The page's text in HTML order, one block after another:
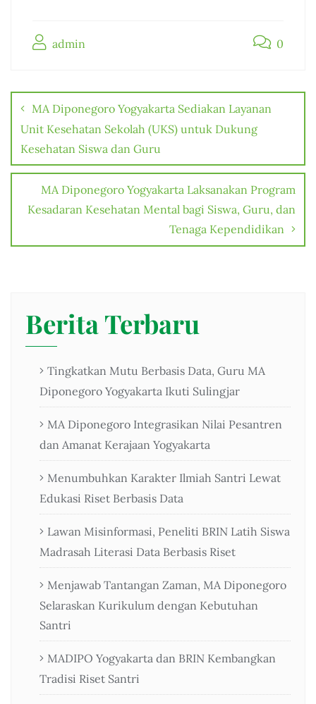
e
o
o
k
p
p
m
admin 0
Post
navigation
MA Diponegoro Yogyakarta Sediakan Layanan
Unit Kesehatan Sekolah (UKS) untuk Dukung
Kesehatan Siswa dan Guru
MA Diponegoro Yogyakarta Laksanakan Program
Kesadaran Kesehatan Mental bagi Siswa, Guru, dan
Tenaga Kependidikan
Berita Terbaru
Tingkatkan Mutu Berbasis Data, Guru MA
Diponegoro Yogyakarta Ikuti Sulingjar
MA Diponegoro Integrasikan Nilai Pesantren
dan Amanat Kerajaan Yogyakarta
Menumbuhkan Karakter Ilmiah Santri Lewat
Edukasi Riset Berbasis Data
Lawan Misinformasi, Peneliti BRIN Latih Siswa
Madrasah Literasi Data Berbasis Riset
Menjawab Tantangan Zaman, MA Diponegoro
Selaraskan Kurikulum dengan Kebutuhan
Santri
MADIPO Yogyakarta dan BRIN Kembangkan
Tradisi Riset Santri